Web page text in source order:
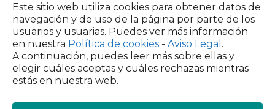
Este sitio web utiliza cookies para obtener datos de
navegación y de uso de la página por parte de los
usuarios y usuarias. Puedes ver más información
en nuestra Política de cookies - Aviso Legal .
A continuación, puedes leer más sobre ellas y
elegir cuáles aceptas y cuáles rechazas mientras
estás en nuestra web.
Colectivos a los que
pertenece
Red Española de Política Social